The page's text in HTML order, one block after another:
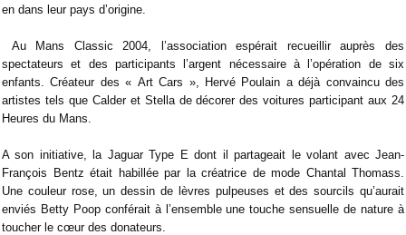
en dans leur pays d’origine.
Au Mans Classic 2004, l’association espérait recueillir auprès des
spectateurs et des participants l’argent nécessaire à l’opération de six
enfants. Créateur des « Art Cars », Hervé Poulain a déjà convaincu des
artistes tels que Calder et Stella de décorer des voitures participant aux 24
Heures du Mans.
A son initiative, la Jaguar Type E dont il partageait le volant avec Jean-
François Bentz était habillée par la créatrice de mode Chantal Thomass.
Une couleur rose, un dessin de lèvres pulpeuses et des sourcils qu’aurait
enviés Betty Poop conférait à l’ensemble une touche sensuelle de nature à
toucher le cœur des donateurs.